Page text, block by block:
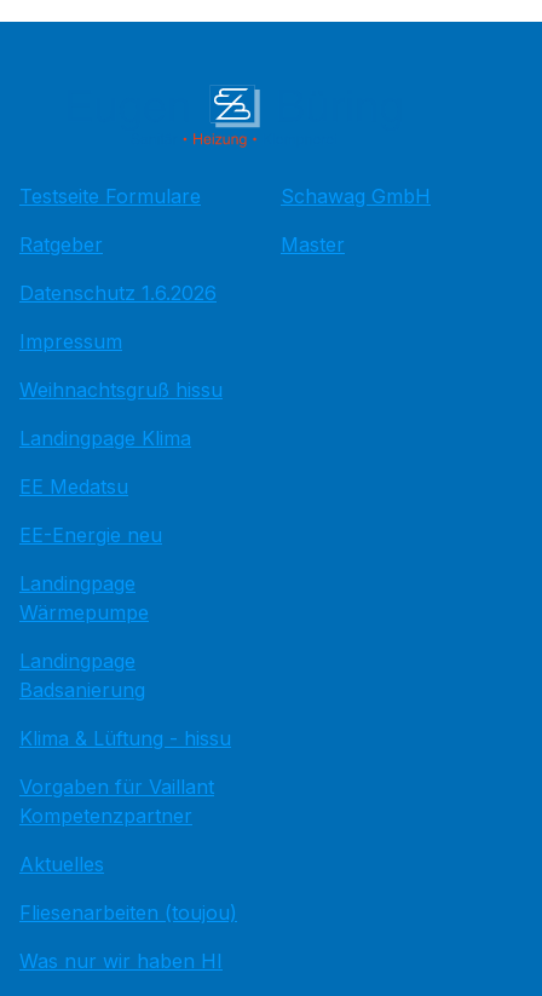
Testseite Formulare
Ratgeber
Datenschutz 1.6.2026
Impressum
Weihnachtsgruß hissu
Landingpage Klima
EE Medatsu
EE-Energie neu
Landingpage
Wärmepumpe
Landingpage
Badsanierung
Klima & Lüftung - hissu
Vorgaben für Vaillant
Kompetenzpartner
Aktuelles
Fliesenarbeiten (toujou)
Was nur wir haben HI
Schawag GmbH
Master